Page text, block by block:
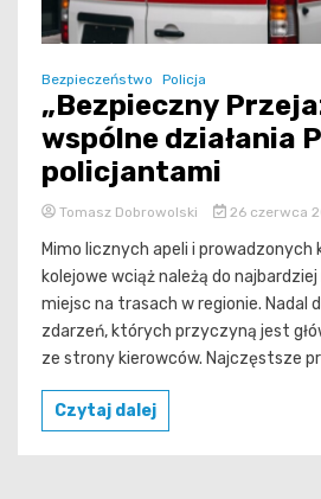
Bezpieczeństwo Policja
„Bezpieczny
wspólne działania
policjantami
Tomasz Dobrowolski 26 czerwca
Mimo licznych apeli i prowadzonych
kolejowe wciąż należą do
miejsc na trasach w regionie. Nadal
zdarzeń, których przyczyną jest
ze strony kierowców. Najczęstsze
Czytaj dalej